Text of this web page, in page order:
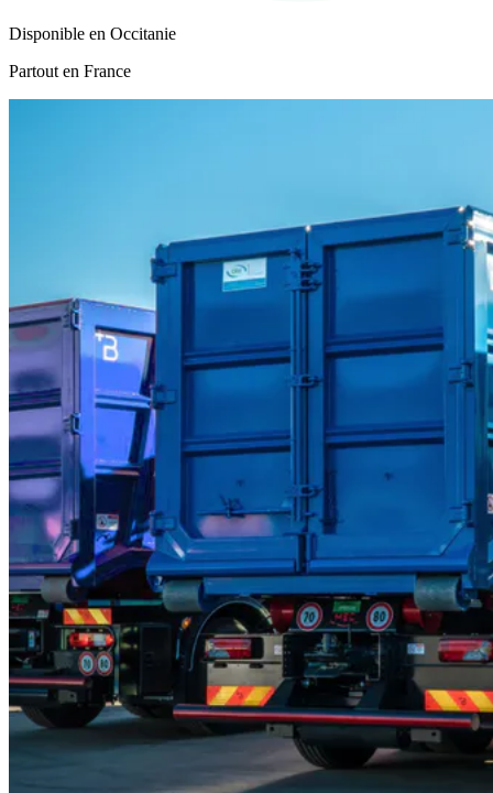
Disponible en Occitanie
Partout en France